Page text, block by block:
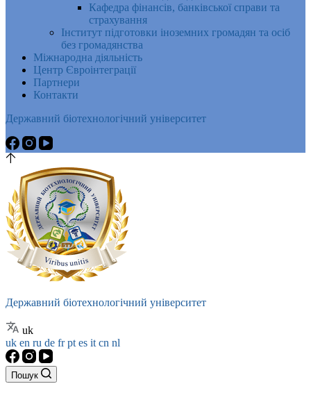
Кафедра фінансів, банківської справи та
страхування
Інститут підготовки іноземних громадян та осіб
без громадянства
Міжнародна діяльність
Центр Євроінтеграції
Партнери
Контакти
Державний біотехнологічний університет
Державний біотехнологічний університет
uk
uk en ru de frpt es it cn nl
Пошук